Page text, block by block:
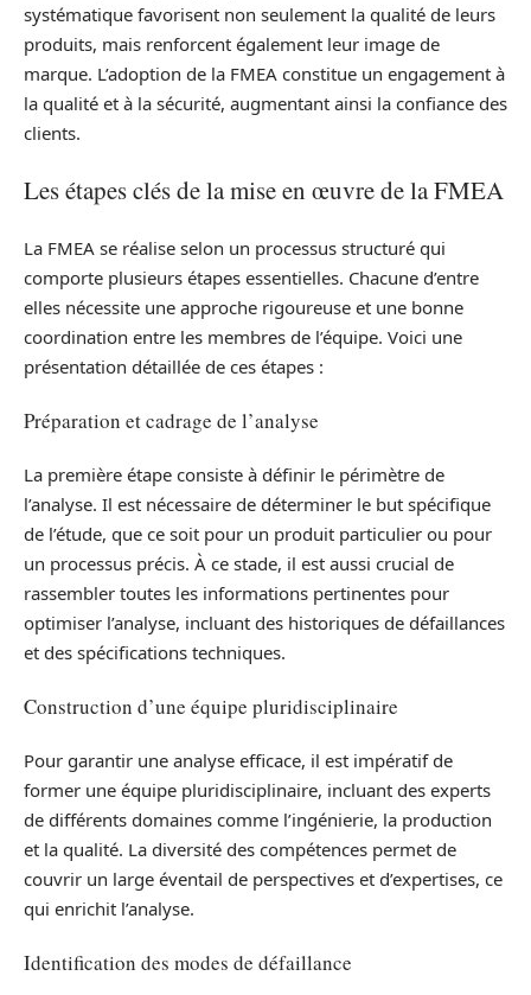
systématique favorisent non seulement la qualité de leurs
produits, mais renforcent également leur image de
marque. L’adoption de la FMEA constitue un engagement à
la qualité et à la sécurité, augmentant ainsi la confiance des
clients.
Les étapes clés de la mise en œuvre de la FMEA
La FMEA se réalise selon un processus structuré qui
comporte plusieurs étapes essentielles. Chacune d’entre
elles nécessite une approche rigoureuse et une bonne
coordination entre les membres de l’équipe. Voici une
présentation détaillée de ces étapes :
Préparation et cadrage de l’analyse
La première étape consiste à définir le périmètre de
l’analyse. Il est nécessaire de déterminer le but spécifique
de l’étude, que ce soit pour un produit particulier ou pour
un processus précis. À ce stade, il est aussi crucial de
rassembler toutes les informations pertinentes pour
optimiser l’analyse, incluant des historiques de défaillances
et des spécifications techniques.
Construction d’une équipe pluridisciplinaire
Pour garantir une analyse efficace, il est impératif de
former une équipe pluridisciplinaire, incluant des experts
de différents domaines comme l’ingénierie, la production
et la qualité. La diversité des compétences permet de
couvrir un large éventail de perspectives et d’expertises, ce
qui enrichit l’analyse.
Identification des modes de défaillance